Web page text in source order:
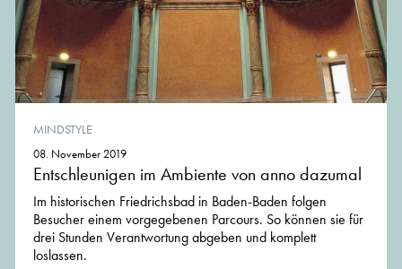
MINDSTYLE
08. November 2019
Entschleunigen im Ambiente von anno dazumal
Im historischen Friedrichsbad in Baden-Baden folgen
Besucher einem vorgegebenen Parcours. So können sie für
drei Stunden Verantwortung abgeben und komplett
loslassen.